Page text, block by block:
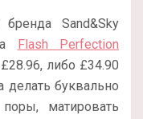
Sand&Sky
Flash Perfection
либо £34.90
буквально
матировать